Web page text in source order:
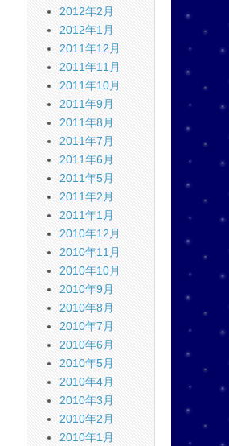
2012年2月
2012年1月
2011年12月
2011年11月
2011年10月
2011年9月
2011年8月
2011年7月
2011年6月
2011年5月
2011年2月
2011年1月
2010年12月
2010年11月
2010年10月
2010年9月
2010年8月
2010年7月
2010年6月
2010年5月
2010年4月
2010年3月
2010年2月
2010年1月